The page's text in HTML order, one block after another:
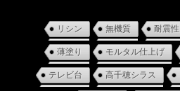
リシン 無機質 耐震性
薄塗り モルタル仕上げ
テレビ台 高千穂シラス